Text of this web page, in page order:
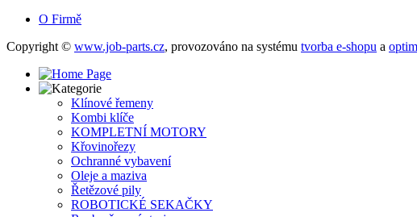
O Firmě
Copyright © www.job-parts.cz, provozováno na systému tvorba e-shopu a
Klínové řemeny
Kombi klíče
KOMPLETNÍ MOTORY
Křovinořezy
Ochranné vybavení
Oleje a maziva
Řetězové pily
ROBOTICKÉ SEKAČKY